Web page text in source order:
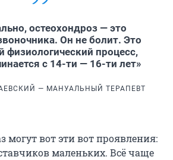
остеохондроз — это
Он не болит. Это
физиологический процесс,
с 14-ти — 16-ти лет»
— МАНУАЛЬНЫЙ ТЕРАПЕВТ
могут вот эти вот проявления:
маленьких. Всё чаще